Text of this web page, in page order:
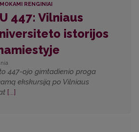
RENGINIAI
447: Vilniaus
istorijos
447-ojo gimtadienio proga
ekskursiją po Vilniaus
[...]